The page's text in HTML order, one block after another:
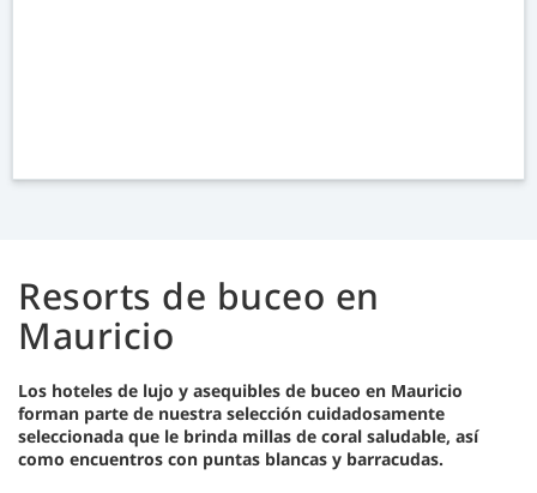
Resorts de buceo en
Mauricio
Los hoteles de lujo y asequibles de buceo en Mauricio
forman parte de nuestra selección cuidadosamente
seleccionada que le brinda millas de coral saludable, así
como encuentros con puntas blancas y barracudas.